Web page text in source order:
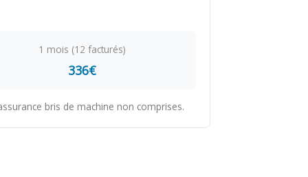
1 mois (12 facturés)
336€
bris de machine non comprises.